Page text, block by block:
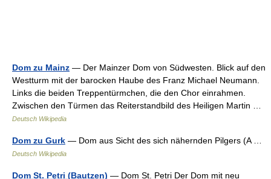
Dom zu Mainz — Der Mainzer Dom von Südwesten. Blick auf den
Westturm mit der barocken Haube des Franz Michael Neumann.
Links die beiden Treppentürmchen, die den Chor einrahmen.
Zwischen den Türmen das Reiterstandbild des Heiligen Martin …
Deutsch Wikipedia
Dom zu Gurk — Dom aus Sicht des sich nähernden Pilgers (A …
Deutsch Wikipedia
Dom St. Petri (Bautzen) — Dom St. Petri Der Dom mit neu